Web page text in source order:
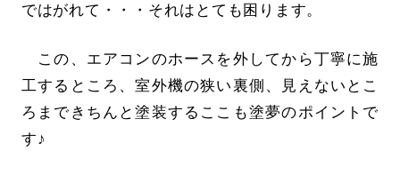
ではがれて・・・それはとても困ります。
この、エアコンのホースを外してから丁寧に施
工するところ、室外機の狭い裏側、見えないとこ
ろまできちんと塗装するここも塗夢のポイントで
す♪